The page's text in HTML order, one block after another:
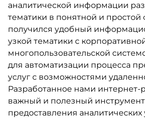
аналитической информации
тематики в понятной и простой
получился удобный
узкой тематики с
многопользовательской
для автоматизации процесса
услуг с возможностями
Разработанное нами интернет-
важный и полезный
предоставления аналитических